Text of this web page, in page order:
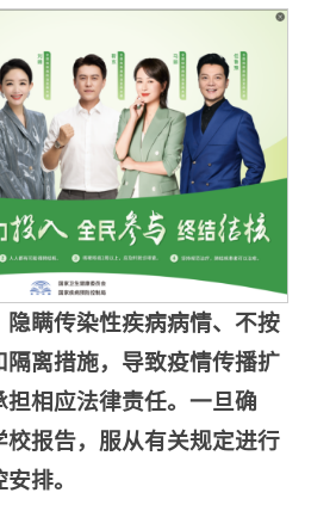
隐瞒传染性疾病病情、不按
隔离措施，导致疫情传播扩
担相应法律责任。一旦确
校报告， 服从有关规定进行
排。